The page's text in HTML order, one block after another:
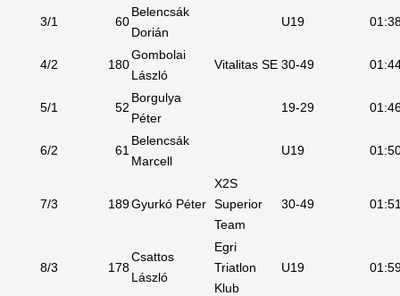
3/1 60
Belencsák
Dorián
U19
4/2 180
Gombolai
László
Vitalitas SE 30-49
5/1 52
Borgulya
Péter
19-29
6/2 61
Belencsák
Marcell
U19
7/3 189Gyurkó Péter
X2S
Superior
Team
30-49
8/3 178
Csattos
László
Egri
Triatlon
Klub
U19